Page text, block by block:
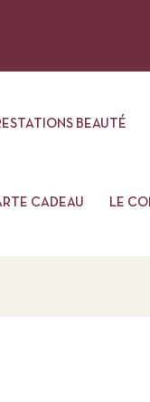
BEAUTÉ
CADEAU LE